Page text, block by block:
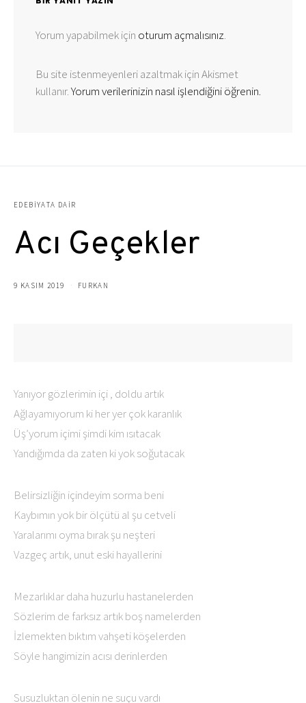
Yorum yapabilmek için oturum açmalısınız.
Bu site istenmeyenleri azaltmak için Akismet
kullanır.Yorum verilerinizin nasıl işlendiğini öğrenin.
EDEBIYATA DAIR
Acı Geçekler
9 KASIM 2019 FURKAN
Yanıyor gözlerimin içi , doldu artık
Ağlayamıyorum ki her yer çok karanlık
Üş’yorum içimi şimdi kim ısıtacak
Yandığımda da zaten ki yok soğutacak
Belirsizliğin içindeyim sorma beni
Kaybımın yok bir ölçütü al şu cetveli
Yaralarımı oyma bırak şu neşteri
Vazgeç artık, unut eski hayallerini
Mezarlıklar daha huzurlu hastanelerden
Sözlerim de farksız artık boş namelerden
İzlemekten bıktım vahşeti köşelerden
Söyle hangimizin acısı derinlerden
Susuzluktan ölenin ne suçu vardı